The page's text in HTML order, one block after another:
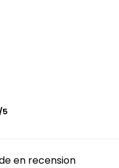
5
en recension